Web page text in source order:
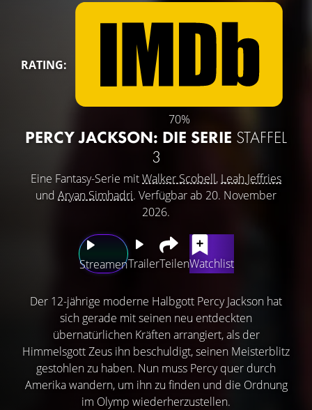
RATING:
70%
PERCY JACKSON: DIE SERIE STAFFEL
3
Eine Fantasy-Serie mitWalker Scobell, Leah Jeffries
und Aryan Simhadri. Verfügbar ab 20. November
2026.
StreamenTrailerTeilenWatchlist
Der 12-jährige moderne Halbgott Percy Jackson hat
sich gerade mit seinen neu entdeckten
übernatürlichen Kräften arrangiert, als der
Himmelsgott Zeus ihn beschuldigt, seinen Meisterblitz
gestohlen zu haben. Nun muss Percy quer durch
Amerika wandern, um ihn zu finden und die Ordnung
im Olymp wiederherzustellen.